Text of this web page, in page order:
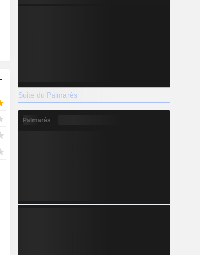
Suite du Palmarès
Palmarès